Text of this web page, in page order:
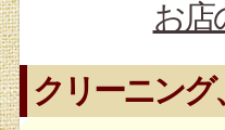
お店
クリーニング